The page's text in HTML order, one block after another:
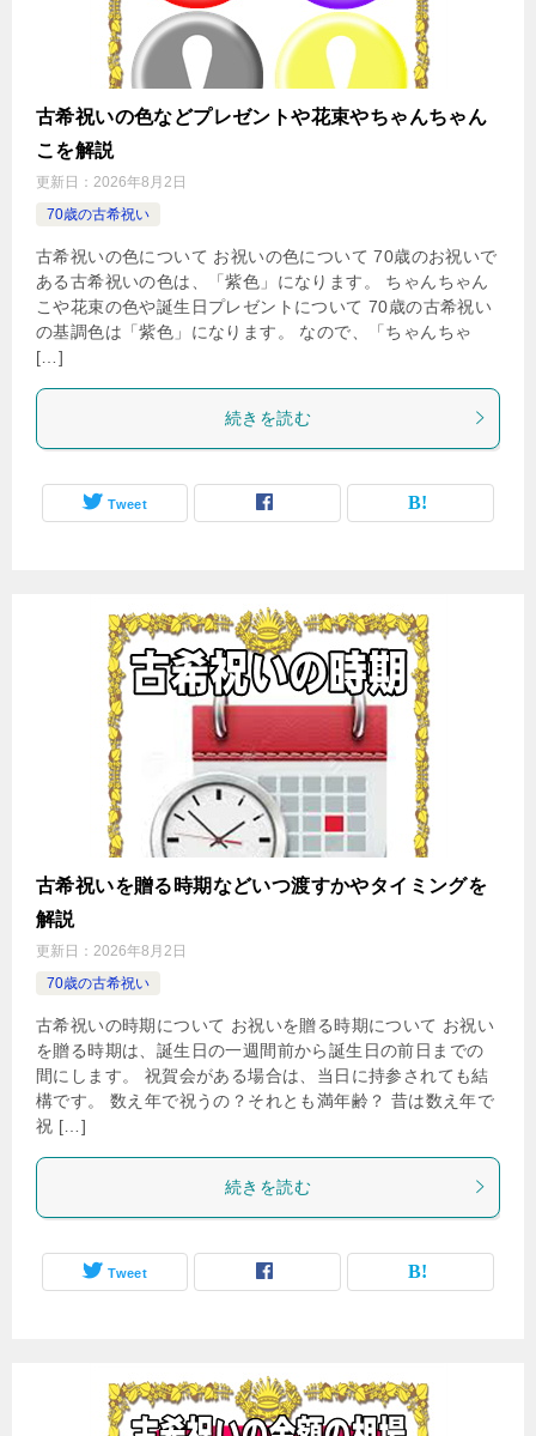
古希祝いの色などプレゼントや花束やちゃんちゃん
こを解説
更新日： 2026年8月2日
70歳の古希祝い
古希祝いの色について お祝いの色について 70歳のお祝いで
ある古希祝いの色は、「紫色」になります。 ちゃんちゃん
こや花束の色や誕生日プレゼントについて 70歳の古希祝い
の基調色は「紫色」になります。 なので、「ちゃんちゃ
[…]
続きを読む
Tweet
古希祝いを贈る時期などいつ渡すかやタイミングを
解説
更新日： 2026年8月2日
70歳の古希祝い
古希祝いの時期について お祝いを贈る時期について お祝い
を贈る時期は、誕生日の一週間前から誕生日の前日までの
間にします。 祝賀会がある場合は、当日に持参されても結
構です。 数え年で祝うの？それとも満年齢？ 昔は数え年で
祝 […]
続きを読む
Tweet